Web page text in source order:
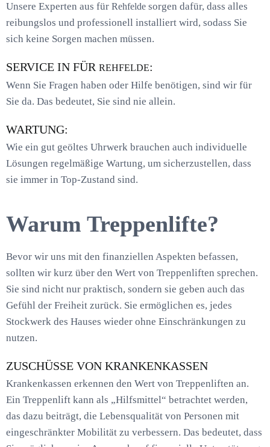
Unsere Experten aus für Rehfelde sorgen dafür, dass alles
reibungslos und professionell installiert wird, sodass Sie
sich keine Sorgen machen müssen.
SERVICE IN FÜR REHFELDE:
Wenn Sie Fragen haben oder Hilfe benötigen, sind wir für
Sie da. Das bedeutet, Sie sind nie allein.
WARTUNG:
Wie ein gut geöltes Uhrwerk brauchen auch individuelle
Lösungen regelmäßige Wartung, um sicherzustellen, dass
sie immer in Top-Zustand sind.
Warum Treppenlifte?
Bevor wir uns mit den finanziellen Aspekten befassen,
sollten wir kurz über den Wert von Treppenliften sprechen.
Sie sind nicht nur praktisch, sondern sie geben auch das
Gefühl der Freiheit zurück. Sie ermöglichen es, jedes
Stockwerk des Hauses wieder ohne Einschränkungen zu
nutzen.
ZUSCHÜSSE VON KRANKENKASSEN
Krankenkassen erkennen den Wert von Treppenliften an.
Ein Treppenlift kann als „Hilfsmittel“ betrachtet werden,
das dazu beiträgt, die Lebensqualität von Personen mit
eingeschränkter Mobilität zu verbessern. Das bedeutet, dass